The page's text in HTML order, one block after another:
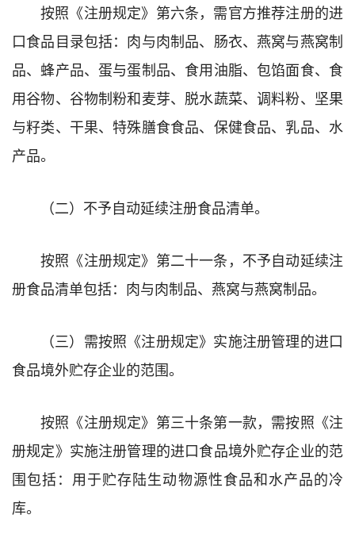
按照《注册规定》第六条，需官方推荐注册的进
口食品目录包括：肉与肉制品、肠衣、燕窝与燕窝制
品、蜂产品、蛋与蛋制品、食用油脂、包馅面食、食
用谷物、谷物制粉和麦芽、脱水蔬菜、调料粉、坚果
与籽类、干果、特殊膳食食品、保健食品、乳品、水
产品。
（二）不予自动延续注册食品清单。
按照《注册规定》第二十一条，不予自动延续注
册食品清单包括：肉与肉制品、燕窝与燕窝制品。
（三）需按照《注册规定》实施注册管理的进口
食品境外贮存企业的范围。
按照《注册规定》第三十条第一款，需按照《注
册规定》实施注册管理的进口食品境外贮存企业的范
围包括：用于贮存陆生动物源性食品和水产品的冷
库。